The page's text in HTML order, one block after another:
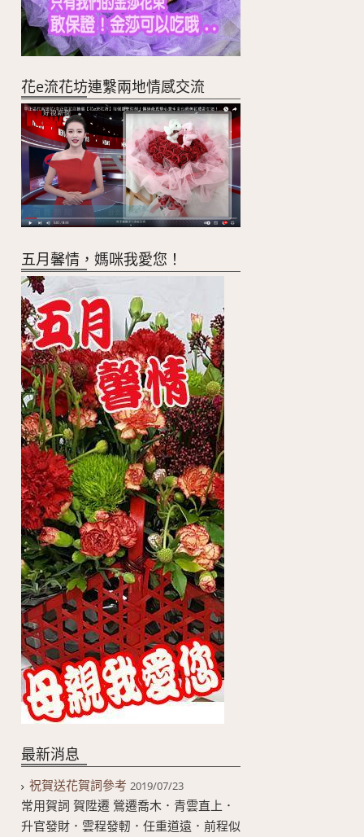
花e流花坊連繫兩地情感交流
五月馨情，媽咪我愛您！
最新消息
祝賀送花賀詞參考 2019/07/23
常用賀詞 賀陞遷 鶯遷喬木．青雲直上．
升官發財．雲程發軔．任重道遠．前程似